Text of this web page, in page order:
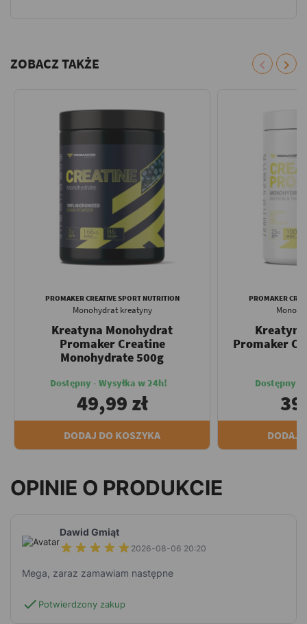
ZOBACZ TAKŻE chevron_right
chevron_left
PROMAKER CREATIVE SPORT NUTRITION
Monohydrat kreatyny
Kreatyna Monohydrat
Promaker Creatine
Monohydrate 500g
Dostępny - Wysyłka w 24h!
49,99 zł
DODAJ DO KOSZYKA
PROMAKER
Promaker
Dostępny -
DODAJ
OPINIE O PRODUKCIE
Dawid Gmiąt
2026-08-06 20:20
Mega, zaraz zamawiam następne
check Potwierdzony zakup